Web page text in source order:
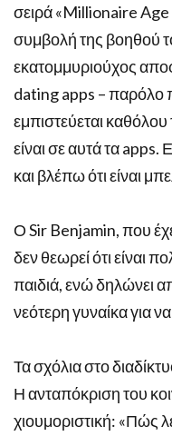
σειρά «Millionaire
συμβολή της βοηθού
εκατομμυριούχος
dating apps – παρόλο
εμπιστεύεται
είναι σε αυτά τα
και βλέπω ότι είναι
Ο Sir Benjamin, που
δεν θεωρεί ότι είναι
παιδιά, ενώ δηλώνει
νεότερη γυναίκα για
Τα σχόλια στο
Η ανταπόκριση του
χιουμοριστική: «Πώς